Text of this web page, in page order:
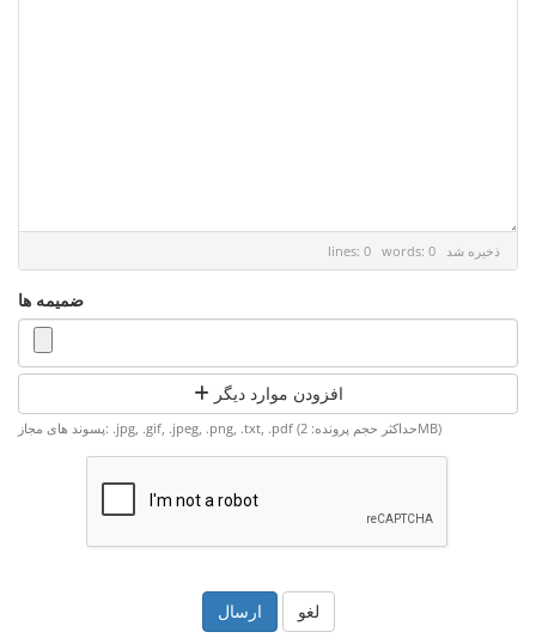
lines: 0 words: 0 ذخیره شد
ضمیمه ها
افزودن موارد دیگر
پسوند های مجاز: .jpg, .gif, .jpeg, .png, .txt, .pdf (حداکثر حجم پرونده: 2MB)
لغو